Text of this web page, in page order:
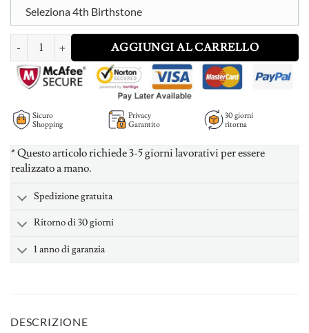
Seleziona 4th Birthstone
Infinity 4 Names Necklace with Birthstones quantità
AGGIUNGI AL CARRELLO
Sicuro
Shopping
Privacy
Garantito
30 giorni
ritorna
* Questo articolo richiede 3-5 giorni lavorativi per essere
realizzato a mano.
Spedizione gratuita
Ritorno di 30 giorni
1 anno di garanzia
DESCRIZIONE